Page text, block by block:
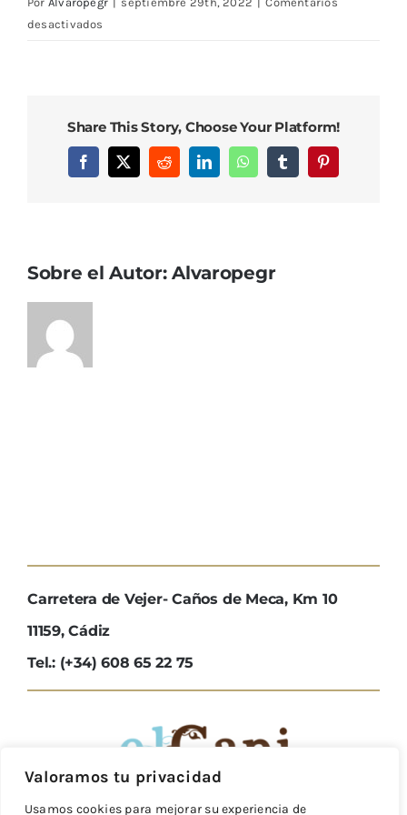
Valoramos tu privacidad
Usamos cookies para mejorar su experiencia de
desactivados
Share This Story, Choose Your Platform!
Facebook
X RedditLinkedInWhatsAppTumblrPinterest
Sobre el Autor:Alvaropegr
Carretera de Vejer- Caños de Meca, Km 10
11159, Cádiz
Tel.: (+34) 608 65 22 75